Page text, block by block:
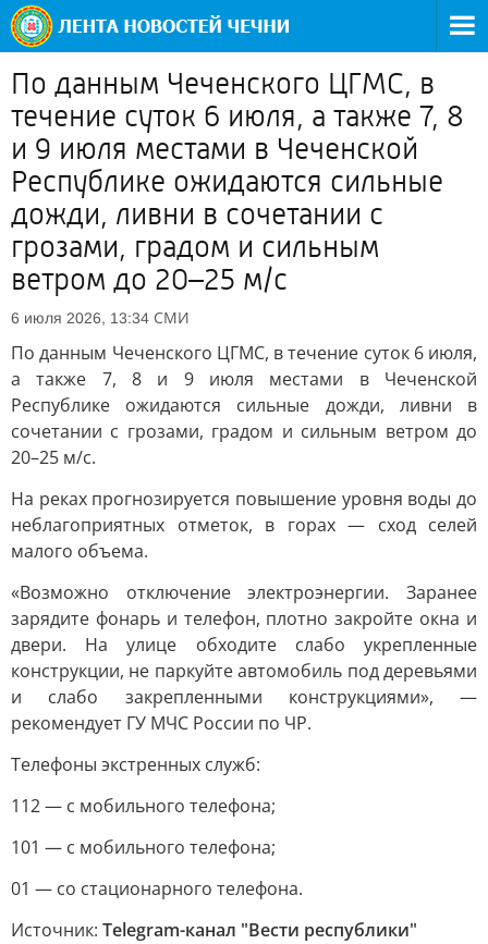
По данным Чеченского ЦГМС, в
течение суток 6 июля, а также 7, 8
и 9 июля местами в Чеченской
Республике ожидаются сильные
дожди, ливни в сочетании с
грозами, градом и сильным
ветром до 20–25 м/с
6 июля 2026, 13:34 СМИ
По данным Чеченского ЦГМС, в течение суток 6 июля,
а также 7, 8 и 9 июля местами в Чеченской
Республике ожидаются сильные дожди, ливни в
сочетании с грозами, градом и сильным ветром до
20–25 м/с.
На реках прогнозируется повышение уровня воды до
неблагоприятных отметок, в горах — сход селей
малого объема.
«Возможно отключение электроэнергии. Заранее
зарядите фонарь и телефон, плотно закройте окна и
двери. На улице обходите слабо укрепленные
конструкции, не паркуйте автомобиль под деревьями
и слабо закрепленными конструкциями», —
рекомендует ГУ МЧС России по ЧР.
Телефоны экстренных служб:
112 — с мобильного телефона;
101 — с мобильного телефона;
01 — со стационарного телефона.
Источник: Telegram-канал "Вести республики"